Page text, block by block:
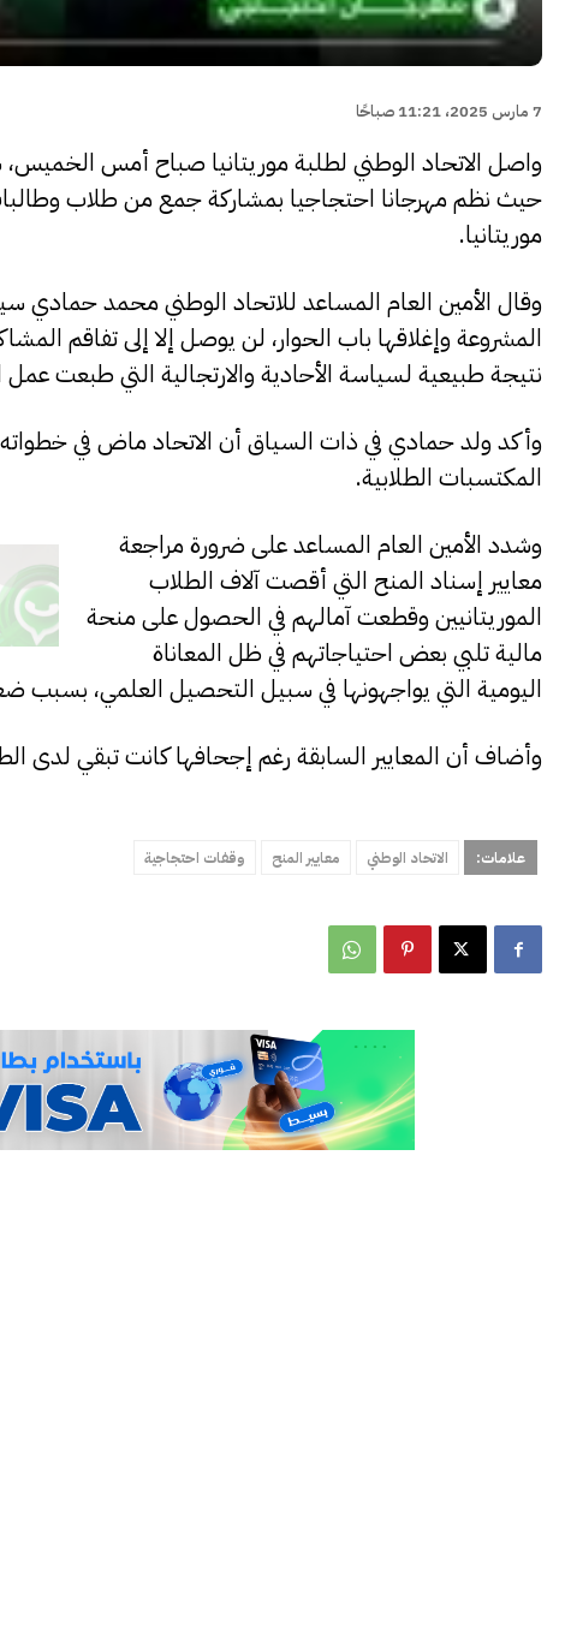
7 مارس 2025، 11:21 صباحًا
واصل الاتحاد الوطني لطلبة موريتانيا صباح أمس الخميس،
حيث نظم مهرجانا احتجاجيا بمشاركة جمع من طلاب
موريتانيا.
وقال الأمين العام المساعد للاتحاد الوطني محمد حمادي
المشروعة وإغلاقها باب الحوار، لن يوصل إلا إلى تفاقم
نتيجة طبيعية لسياسة الأحادية والارتجالية التي طبعت عمل
وأكد ولد حمادي في ذات السياق أن الاتحاد ماض في
المكتسبات الطلابية.
وشدد الأمين العام المساعد على ضرورة مراجعة
معايير إسناد المنح التي أقصت آلاف الطلاب
الموريتانيين وقطعت آمالهم في الحصول على منحة
مالية تلبي بعض احتياجاتهم في ظل المعاناة
اليومية التي يواجهونها في سبيل التحصيل العلمي، بسبب
وأضاف أن المعايير السابقة رغم إجحافها كانت تبقي لدى
علامات: الاتحاد الوطني معايير المنح وقفات احتجاجية